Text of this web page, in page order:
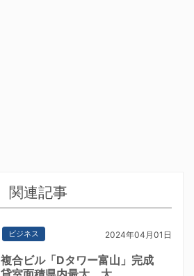
関連記事
ビジネス 2024年04月01日
複合ビル「Dタワー富山」完成